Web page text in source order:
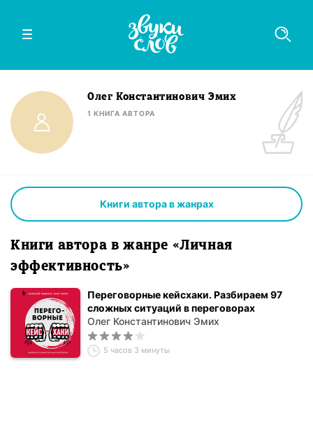
Олег Константинович Эмих
1 КНИГА АВТОРА
Книги автора в жанрах
Книги автора в жанре «Личная
эффективность»
Переговорные кейсхаки. Разбираем 97
сложных ситуаций в переговорах
Олег Константинович Эмих
5 часов 3 минуты